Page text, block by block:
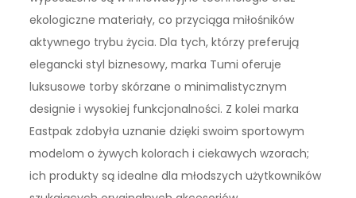
ekologiczne materiały, co przyciąga miłośników
aktywnego trybu życia. Dla tych, którzy preferują
elegancki styl biznesowy, marka Tumi oferuje
luksusowe torby skórzane o minimalistycznym
designie i wysokiej funkcjonalności. Z kolei marka
Eastpak zdobyła uznanie dzięki swoim sportowym
modelom o żywych kolorach i ciekawych wzorach;
ich produkty są idealne dla młodszych użytkowników